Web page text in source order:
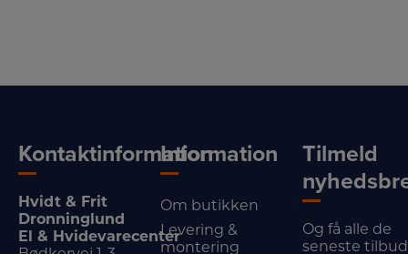
Kontaktinformation
Hvidt & Frit
Dronninglund
El & Hvidevarecenter
Information
Om butikken
Levering &
montering
Tilmeld
Og få alle de
seneste